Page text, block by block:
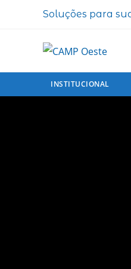
Soluções para
INSTITUCIONAL